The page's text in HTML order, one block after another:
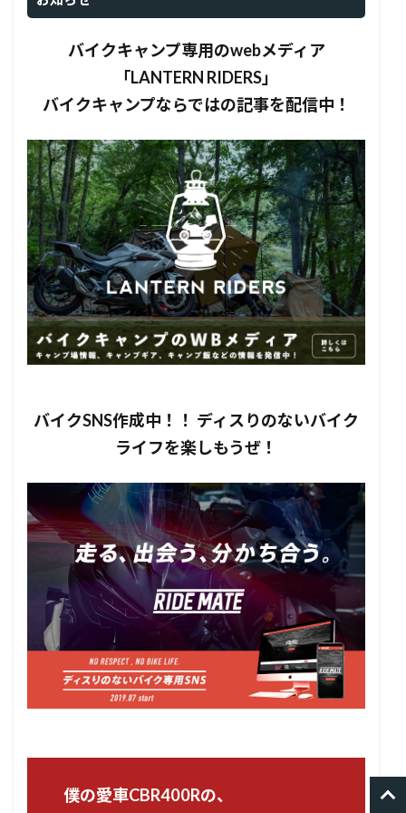
バイクキャンプ専用のwebメディア
「LANTERN RIDERS」
バイクキャンプならではの記事を配信中！
バイクSNS作成中！！ ディスりのないバイク
ライフを楽しもうぜ！
僕の愛車CBR400Rの、